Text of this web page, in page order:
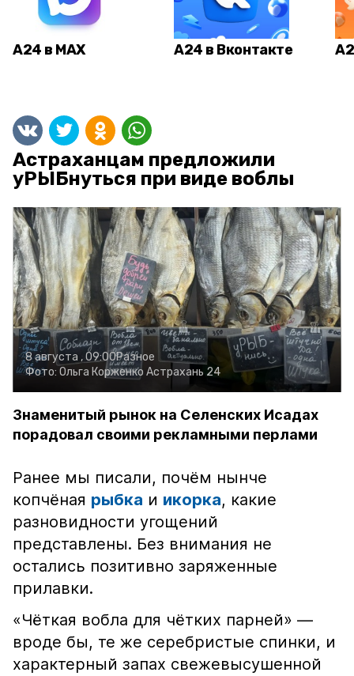
А24 в MAX А24 в Вконтакте
Астраханцам предложили
уРЫБнуться при виде воблы
8 августа , 09:00Разное
Фото: Ольга Корженко Астрахань 24
Знаменитый рынок на Селенских Исадах
порадовал своими рекламными перлами
Ранее мы писали, почём нынче
копчёная рыбка и икорка, какие
разновидности угощений
представлены. Без внимания не
остались позитивно заряженные
прилавки.
«Чёткая вобла для чётких парней» —
вроде бы, те же серебристые спинки, и
характерный запах свежевысушенной